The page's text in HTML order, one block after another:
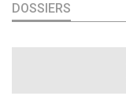
DOSSIERS